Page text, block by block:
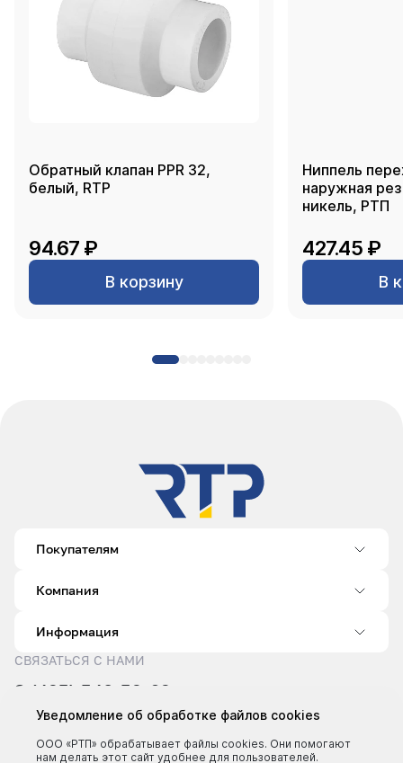
Обратный клапан PPR 32,
белый, RTP
94.67 ₽
В корзину
Ниппель
наружная
никель, РТП
427.45 ₽
В
Покупателям
Компания
Информация
СВЯЗАТЬСЯ С НАМИ
8 (495) 540-52-62
sale@rtp.ru
Пн–Пт: 9:00–18:00
Уведомление об обработке файлов cookies
ООО «РТП» обрабатывает файлы cookies. Они помогают
нам делать этот сайт удобнее для пользователей.